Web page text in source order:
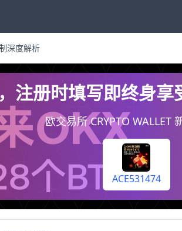
深度解析
注册时填写即终身享
欧交易所 CRYPTO WALLET
ACE531474